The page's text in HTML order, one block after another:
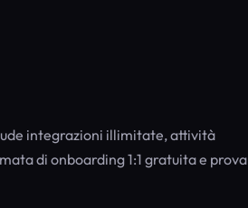
integrazioni illimitate, attività
di onboarding 1:1 gratuita e prova